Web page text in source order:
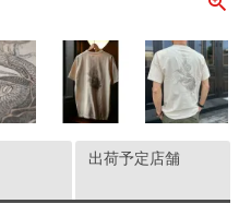
出荷予定店舗